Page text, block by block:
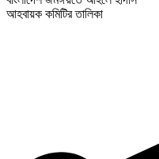
আহবায়ক কমিটির তালিকা